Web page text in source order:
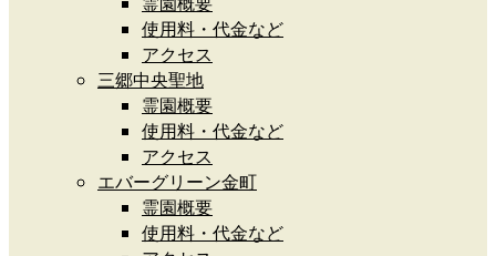
使用料・代金など
アクセス
三郷中央聖地
霊園概要
使用料・代金など
アクセス
エバーグリーン金町
霊園概要
使用料・代金など